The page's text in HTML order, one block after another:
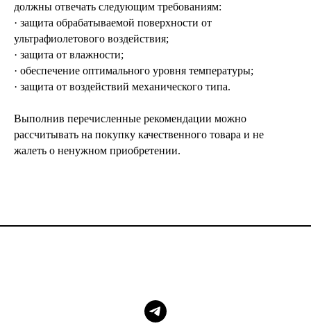
должны отвечать следующим требованиям:
· защита обрабатываемой поверхности от
ультрафиолетового воздействия;
· защита от влажности;
· обеспечение оптимального уровня температуры;
· защита от воздействий механического типа.
Выполнив перечисленные рекомендации можно
рассчитывать на покупку качественного товара и не
жалеть о ненужном приобретении.